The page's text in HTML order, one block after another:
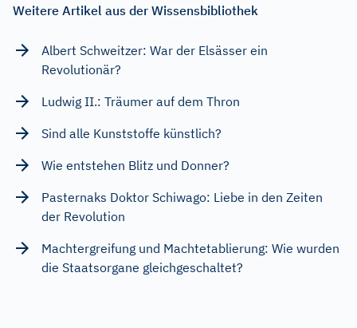
Weitere Artikel aus der Wissensbibliothek
Albert Schweitzer: War der Elsässer ein
Revolutionär?
Ludwig II.: Träumer auf dem Thron
Sind alle Kunststoffe künstlich?
Wie entstehen Blitz und Donner?
Pasternaks Doktor Schiwago: Liebe in den Zeiten
der Revolution
Machtergreifung und Machtetablierung: Wie wurden
die Staatsorgane gleichgeschaltet?